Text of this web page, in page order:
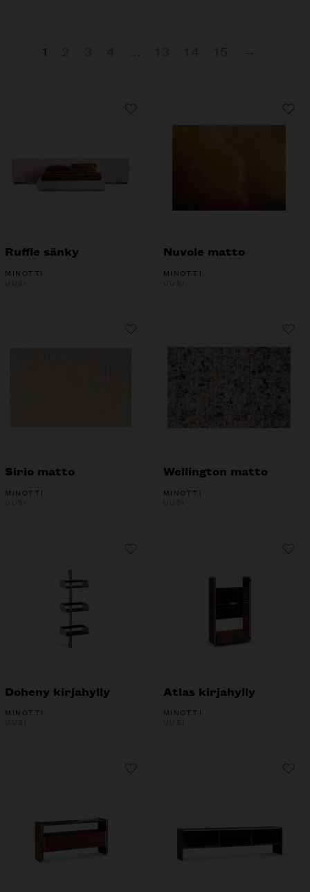
1
Ruffle sänky
MINOTTI
UUSI
Nuvole matto
MINOTTI
UUSI
Sirio matto
MINOTTI
UUSI
Wellington matto
MINOTTI
UUSI
Doheny kirjahylly
MINOTTI
UUSI
Atlas kirjahylly
MINOTTI
UUSI